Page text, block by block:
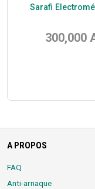
Sarafi
300,000
A PROPOS
FAQ
Anti-arnaque